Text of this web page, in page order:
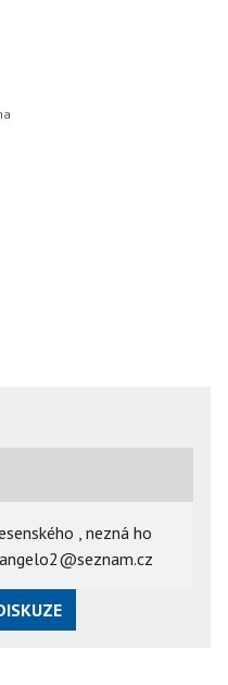
, nezná ho